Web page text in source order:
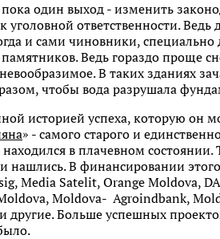
один выход - изменить
уголовной ответственности.
и сами чиновники,
Ведь гораздо проще
В таких зданиях
чтобы вода разрушала
историей успеха, которую он
» - самого старого и
находился в плачевном
нашлись. В финансировании
Media Satelit, Orange Moldova,
Moldova- Agroindbank,
другие. Больше успешных